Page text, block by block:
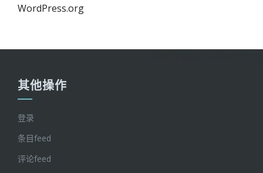
WordPress.org
其他操作
登录
条目feed
评论feed